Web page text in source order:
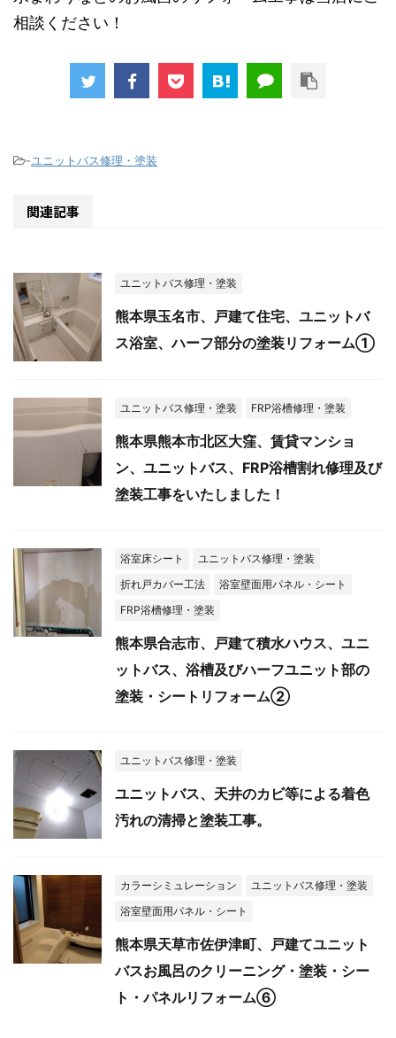
相談ください！
-ユニットバス修理・塗装
関連記事
ユニットバス修理・塗装
熊本県玉名市、戸建て住宅、ユニットバ
ス浴室、ハーフ部分の塗装リフォーム①
ユニットバス修理・塗装 FRP浴槽修理・塗装
熊本県熊本市北区大窪、賃貸マンショ
ン、ユニットバス、FRP浴槽割れ修理及び
塗装工事をいたしました！
浴室床シート
ユニットバス修理・塗装
折れ戸カバー工法
浴室壁面用パネル・シート
FRP浴槽修理・塗装
熊本県合志市、戸建て積水ハウス、ユニ
ットバス、浴槽及びハーフユニット部の
塗装・シートリフォーム②
ユニットバス修理・塗装
ユニットバス、天井のカビ等による着色
汚れの清掃と塗装工事。
カラーシミュレーション
ユニットバス修理・塗装
浴室壁面用パネル・シート
熊本県天草市佐伊津町、戸建てユニット
バスお風呂のクリーニング・塗装・シー
ト・パネルリフォーム⑥